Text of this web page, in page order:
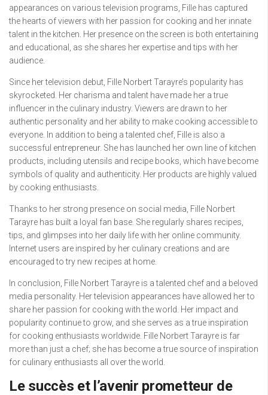
appearances on various television programs, Fille has captured
the hearts of viewers with her passion for cooking and her innate
talent in the kitchen. Her presence on the screen is both entertaining
and educational, as she shares her expertise and tips with her
audience.
Since her television debut, Fille Norbert Tarayre’s popularity has
skyrocketed. Her charisma and talent have made her a true
influencer in the culinary industry. Viewers are drawn to her
authentic personality and her ability to make cooking accessible to
everyone. In addition to being a talented chef, Fille is also a
successful entrepreneur. She has launched her own line of kitchen
products, including utensils and recipe books, which have become
symbols of quality and authenticity. Her products are highly valued
by cooking enthusiasts.
Thanks to her strong presence on social media, Fille Norbert
Tarayre has built a loyal fan base. She regularly shares recipes,
tips, and glimpses into her daily life with her online community.
Internet users are inspired by her culinary creations and are
encouraged to try new recipes at home.
In conclusion, Fille Norbert Tarayre is a talented chef and a beloved
media personality. Her television appearances have allowed her to
share her passion for cooking with the world. Her impact and
popularity continue to grow, and she serves as a true inspiration
for cooking enthusiasts worldwide. Fille Norbert Tarayre is far
more than just a chef; she has become a true source of inspiration
for culinary enthusiasts all over the world.
Le succès et l’avenir prometteur de